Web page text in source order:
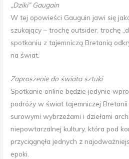
„Dziki” Gaugain
W tej opowieści Gauguin jawi się
szukający – trochę outsider, trochę
spotkaniu z tajemniczą Bretanią
na świat.
Zaproszenie do świata sztuki
Spotkanie online będzie jedynie
podróży w świat tajemniczej
surowymi wybrzeżami i dziełami
niepowtarzalnej kultury, która pod
przyciągnęła jednych z
epoki.